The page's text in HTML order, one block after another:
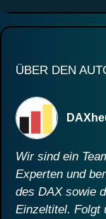
ÜBER DEN
Wir sind ein
Experten und
des DAX sowie
Einzeltitel. Folgt